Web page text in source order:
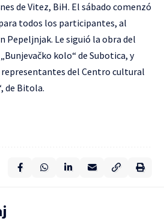
de Vitez, BiH. El sábado comenzó
todos los participantes, al
Pepeljnjak. Le siguió la obra del
kolo“ de Subotica, y
del Centro cultural
de Bitola.